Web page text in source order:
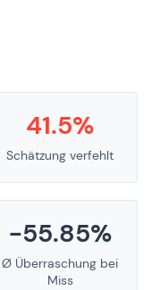
41.5%
Schätzung verfehlt
-55.85%
Ø Überraschung bei
Miss